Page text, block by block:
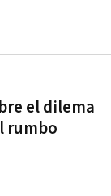
el dilema
rumbo